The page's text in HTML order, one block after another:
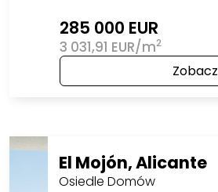
285 000 EUR
3 031,91 EUR/m2
Zobacz
El Mojón, Alicante
Osiedle Domów